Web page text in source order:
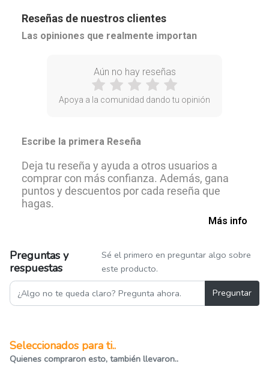
Reseñas de nuestros clientes
Las opiniones que realmente importan
Aún no hay reseñas
Apoya a la comunidad dando tu opinión
Escribe la primera Reseña
Deja tu reseña y ayuda a otros usuarios a
comprar con más confianza. Además, gana
puntos y descuentos por cada reseña que
hagas.
Más info
Preguntas y
respuestas
Sé el primero en preguntar algo sobre
este producto.
Preguntar
Seleccionados para ti..
Quienes compraron esto, también llevaron..